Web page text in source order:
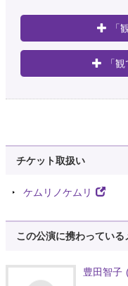
「
「
チケット取扱い
ケムリノケムリ
この公演に携わっている
豊田智子